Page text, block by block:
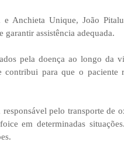
Anchieta Unique, João
assistência adequada.
pela doença ao longo da
para que o paciente
pelo transporte de
em determinadas